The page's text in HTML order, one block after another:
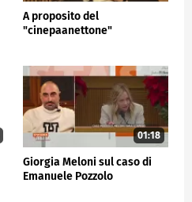
A proposito del
"cinepaanettone"
01:18
Giorgia Meloni sul caso di
Emanuele Pozzolo